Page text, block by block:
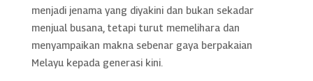
menjadi jenama yang diyakini dan bukan sekadar
menjual busana, tetapi turut memelihara dan
menyampaikan makna sebenar gaya berpakaian
Melayu kepada generasi kini.